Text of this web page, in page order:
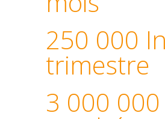
250 000
trimestre
3 000